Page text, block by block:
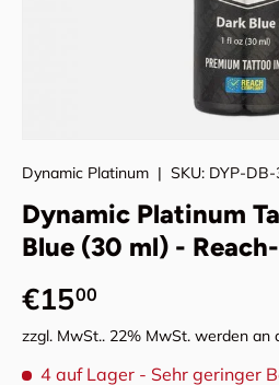
Dynamic Platinum | SKU: DYP-DB-
Dynamic Platinum
Blue (30 ml) -
Normaler Preis
€1500
zzgl. MwSt.. 22% MwSt. werden an
4 auf Lager - Sehr geringer